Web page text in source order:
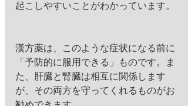
起こしやすいことがわかっています。
漢方薬は、このような症状になる前に
「予防的に服用できる」ものです。ま
た、肝臓と腎臓は相互に関係します
が、その両方を守ってくれるものがお